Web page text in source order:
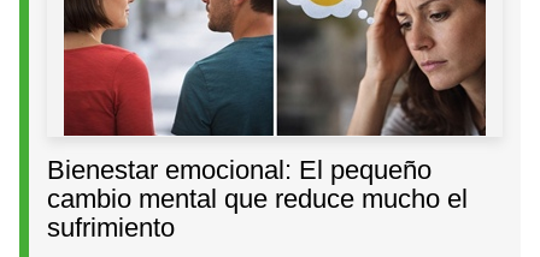
Bienestar emocional: El pequeño
cambio mental que reduce mucho el
sufrimiento